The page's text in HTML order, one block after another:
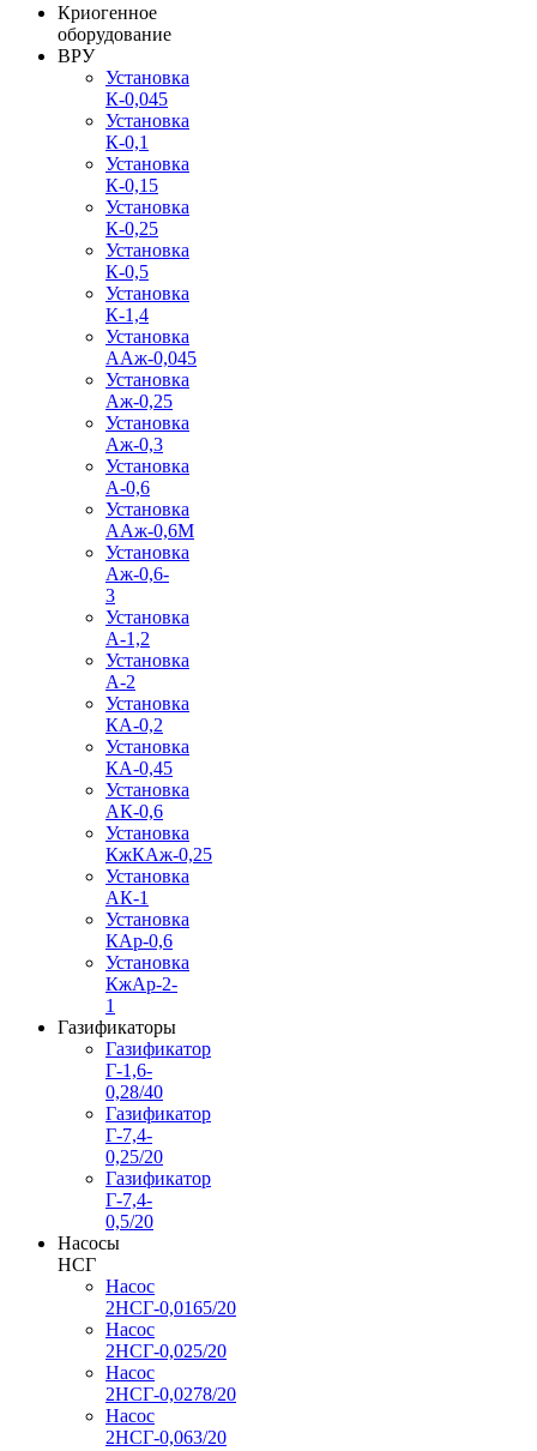
Криогенное
оборудование
ВРУ
Установка
К-0,045
Установка
К-0,1
Установка
К-0,15
Установка
К-0,25
Установка
К-0,5
Установка
К-1,4
Установка
ААж-0,045
Установка
Аж-0,25
Установка
Аж-0,3
Установка
А-0,6
Установка
ААж-0,6М
Установка
Аж-0,6-
3
Установка
А-1,2
Установка
А-2
Установка
КА-0,2
Установка
КА-0,45
Установка
АК-0,6
Установка
КжКАж-0,25
Установка
АК-1
Установка
КАр-0,6
Установка
КжАр-2-
1
Газификаторы
Газификатор
Г-1,6-
0,28/40
Газификатор
Г-7,4-
0,25/20
Газификатор
Г-7,4-
0,5/20
Насосы
НСГ
Насос
2НСГ-0,0165/20
Насос
2НСГ-0,025/20
Насос
2НСГ-0,0278/20
Насос
2НСГ-0,063/20